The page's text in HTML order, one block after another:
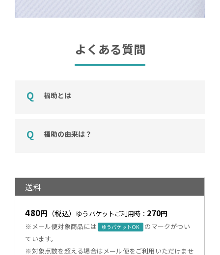
よくある質問
福助とは
福助の由来は？
送料
480円 （税込） ゆうパケットご利用時： 270円
※メール便対象商品には ゆうパケットOK
のマークがつい
ています。
※対象点数を超える場合はメール便をご利用いただけませ